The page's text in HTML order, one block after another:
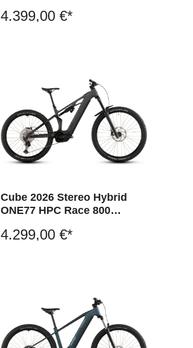
4.399,00 €*
Cube 2026 Stereo Hybrid
ONE77 HPC Race 800
4.299,00 €*